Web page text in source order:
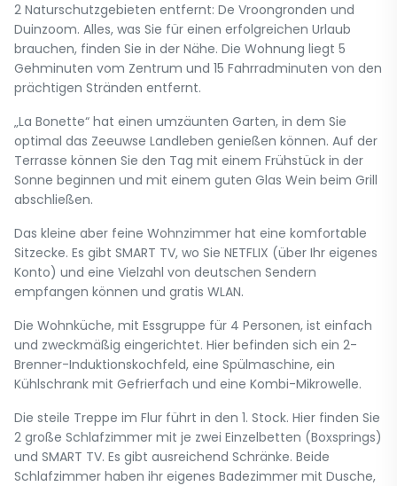
2 Naturschutzgebieten entfernt: De Vroongronden und
Duinzoom. Alles, was Sie für einen erfolgreichen Urlaub
brauchen, finden Sie in der Nähe. Die Wohnung liegt 5
Gehminuten vom Zentrum und 15 Fahrradminuten von den
prächtigen Stränden entfernt.
„La Bonette“ hat einen umzäunten Garten, in dem Sie
optimal das Zeeuwse Landleben genießen können. Auf der
Terrasse können Sie den Tag mit einem Frühstück in der
Sonne beginnen und mit einem guten Glas Wein beim Grill
abschließen.
Das kleine aber feine Wohnzimmer hat eine komfortable
Sitzecke. Es gibt SMART TV, wo Sie NETFLIX (über Ihr eigenes
Konto) und eine Vielzahl von deutschen Sendern
empfangen können und gratis WLAN.
Die Wohnküche, mit Essgruppe für 4 Personen, ist einfach
und zweckmäßig eingerichtet. Hier befinden sich ein 2-
Brenner-Induktionskochfeld, eine Spülmaschine, ein
Kühlschrank mit Gefrierfach und eine Kombi-Mikrowelle.
Die steile Treppe im Flur führt in den 1. Stock. Hier finden Sie
2 große Schlafzimmer mit je zwei Einzelbetten (Boxsprings)
und SMART TV. Es gibt ausreichend Schränke. Beide
Schlafzimmer haben ihr eigenes Badezimmer mit Dusche,